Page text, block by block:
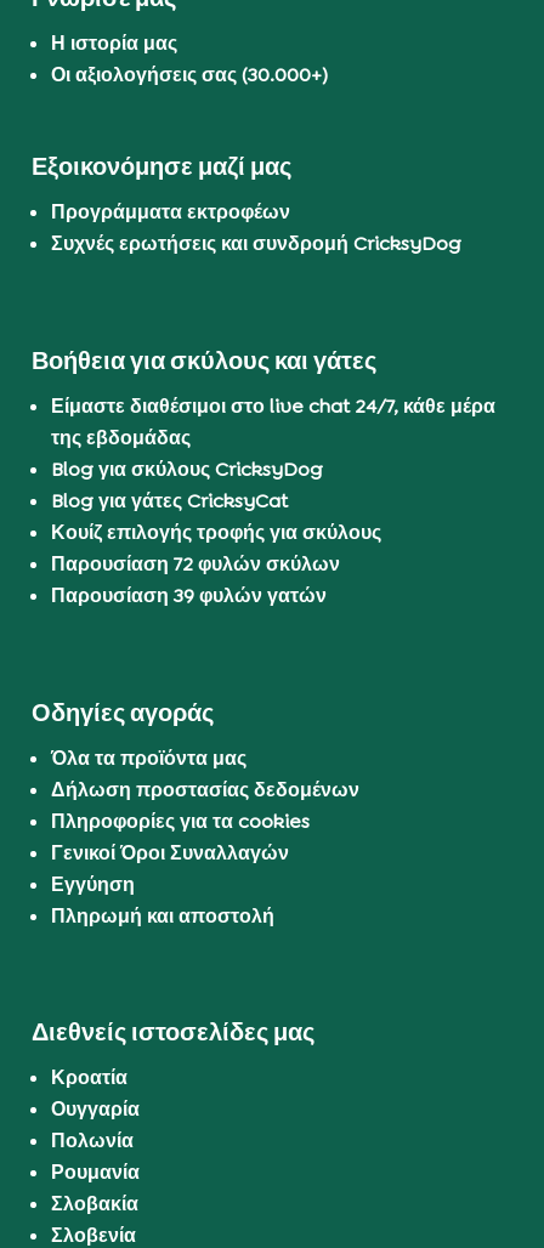
Η ιστορία μας
Οι αξιολογήσεις σας (30.000+)
Εξοικονόμησε μαζί μας
Προγράμματα εκτροφέων
Συχνές ερωτήσεις και συνδρομή CricksyDog
Βοήθεια για σκύλους και γάτες
Είμαστε διαθέσιμοι στο live chat 24/7, κάθε μέρα
της εβδομάδας
Blog για σκύλους CricksyDog
Blog για γάτες CricksyCat
Κουίζ επιλογής τροφής για σκύλους
Παρουσίαση 72 φυλών σκύλων
Παρουσίαση 39 φυλών γατών
Οδηγίες αγοράς
Όλα τα προϊόντα μας
Δήλωση προστασίας δεδομένων
Πληροφορίες για τα cookies
Γενικοί Όροι Συναλλαγών
Εγγύηση
Πληρωμή και αποστολή
Διεθνείς ιστοσελίδες μας
Κροατία
Ουγγαρία
Πολωνία
Ρουμανία
Σλοβακία
Σλοβενία